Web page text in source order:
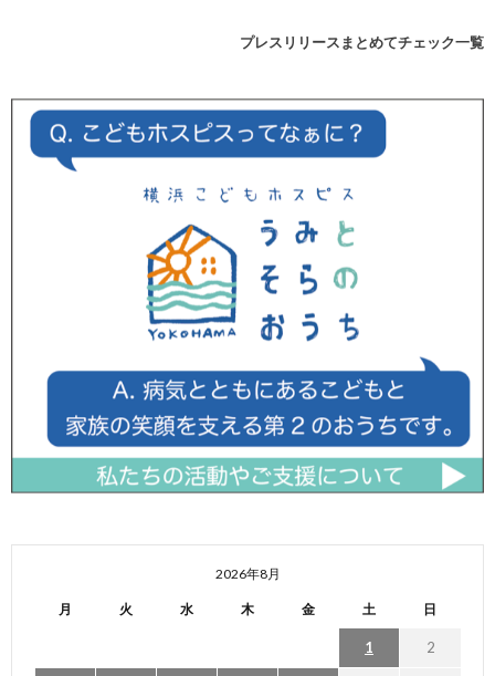
プレスリリースまとめてチェック一覧
2026年8月
月 火 水 木 金 土 日
1 2